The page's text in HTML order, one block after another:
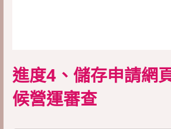
進度4、儲存申請網
候營運審查